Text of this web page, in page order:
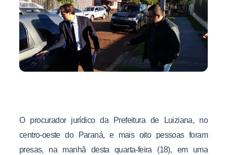
O procurador jurídico da Prefeitura de Luiziana, no
centro-oeste do Paraná, e mais oito pessoas foram
presas, na manhã desta quarta-feira (18), em uma